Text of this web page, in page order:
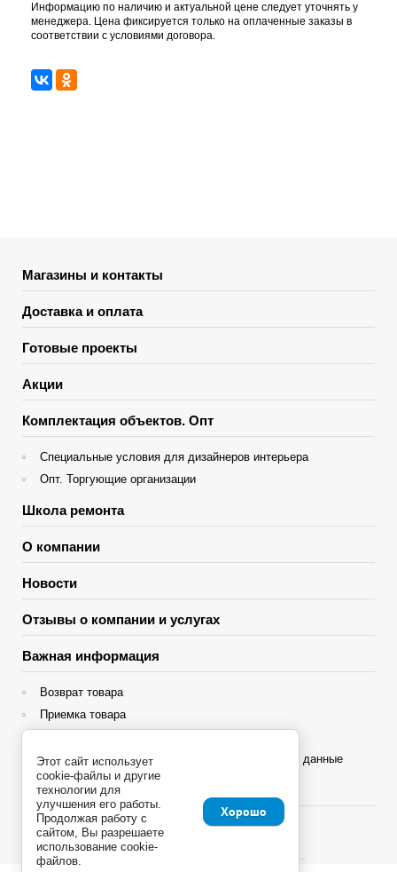
Информацию по наличию и актуальной цене следует уточнять у
менеджера. Цена фиксируется только на оплаченные заказы в
соответствии с условиями договора.
Магазины и контакты
Доставка и оплата
Готовые проекты
Акции
Комплектация объектов. Опт
Специальные условия для дизайнеров интерьера
Опт. Торгующие организации
Школа ремонта
О компании
Новости
Отзывы о компании и услугах
Важная информация
Возврат товара
Приемка товара
Политика конфиденциальности и персональные данные
Яндекс Сплит
Этот сайт использует
cookie-файлы и другие
технологии для
улучшения его работы.
Продолжая работу с
сайтом, Вы разрешаете
использование cookie-
файлов.
Хорошо